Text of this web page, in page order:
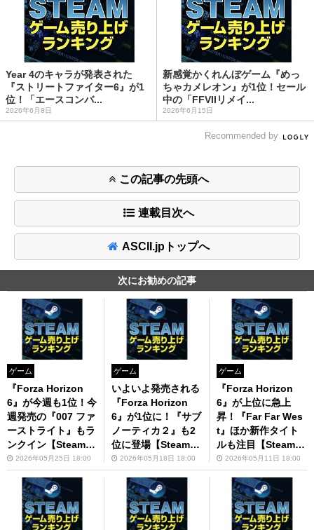
Year 4のキャラが発表された
『ストリートファイター6』が1
位！「エースコンバ...
2026年6月8日
新感覚かくれんぼゲーム『めっ
ちゃカメレオン』が1位！セール
中の「FFVIIリメイ...
2026年6月15日
Recommended by
この記事の先頭へ
連載目次へ
ASCII.jpトップへ
次にお勧めの記事
ゲーム
『Forza Horizon
6』が今週も1位！今
週発売の『007 ファ
ーストライト』もラ
ンクイン【Steamラ
ンキング】
2026年05月25日 18:00
ゲーム
いよいよ発売される
『Forza Horizon
6』が1位に！『サブ
ノーティカ２』も2
位に登場【Steamラ
ンキング】
2026年05月18日 18:00
ゲーム
『Forza Horizon
6』が上位に急上
昇！『Far Far Wes
t』ほか新作タイト
ルも注目【Steamラ
ンキング】
2026年05月11日 18:00